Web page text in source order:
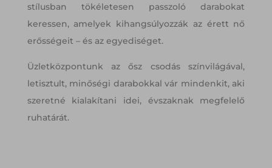
stílusban tökéletesen passzoló darabokat
keressen, amelyek kihangsúlyozzák az érett nő
erősségeit – és az egyediséget.
Üzletközpontunk az ősz csodás színvilágával,
letisztult, minőségi darabokkal vár mindenkit, aki
szeretné kialakítani idei, évszaknak megfelelő
ruhatárát.